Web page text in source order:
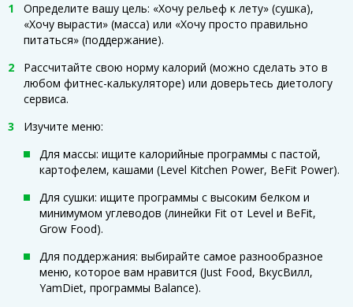
Определите вашу цель: «Хочу рельеф к лету» (сушка),
«Хочу вырасти» (масса) или «Хочу просто правильно
питаться» (поддержание).
Рассчитайте свою норму калорий (можно сделать это в
любом фитнес-калькуляторе) или доверьтесь диетологу
сервиса.
Изучите меню:
Для массы: ищите калорийные программы с пастой,
картофелем, кашами (Level Kitchen Power, BeFit Power).
Для сушки: ищите программы с высоким белком и
минимумом углеводов (линейки Fit от Level и BeFit,
Grow Food).
Для поддержания: выбирайте самое разнообразное
меню, которое вам нравится (Just Food, ВкусВилл,
YamDiet, программы Balance).